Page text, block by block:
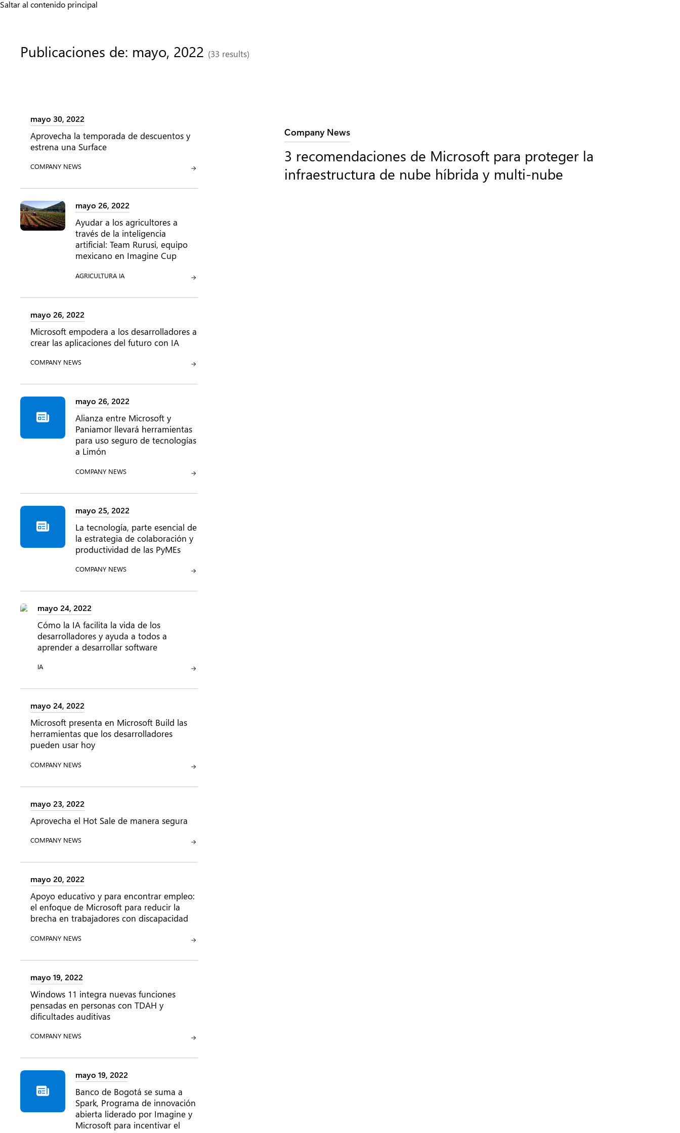
Saltar al contenido principal
Publicaciones de: mayo, 2022 (33 results)
Categoría:
Company News
3 recomendaciones de Microsoft para proteger la
infraestructura de nube híbrida y multi-nube
mayo 30, 2022
Aprovecha la temporada de descuentos y
estrena una Surface
CATEGORÍA:
COMPANY NEWS
mayo 26, 2022
Ayudar a los agricultores a
través de la inteligencia
artificial: Team Rurusi, equipo
mexicano en Imagine Cup
CATEGORÍA:
AGRICULTURA CATEGORÍA:
IA
mayo 26, 2022
Microsoft empodera a los desarrolladores a
crear las aplicaciones del futuro con IA
CATEGORÍA:
COMPANY NEWS
mayo 26, 2022
Alianza entre Microsoft y
Paniamor llevará herramientas
para uso seguro de tecnologías
a Limón
CATEGORÍA:
COMPANY NEWS
mayo 25, 2022
La tecnología, parte esencial de
la estrategia de colaboración y
productividad de las PyMEs
CATEGORÍA:
COMPANY NEWS
mayo 24, 2022
Cómo la IA facilita la vida de los
desarrolladores y ayuda a todos a
aprender a desarrollar software
CATEGORÍA:
IA
mayo 24, 2022
Microsoft presenta en Microsoft Build las
herramientas que los desarrolladores
pueden usar hoy
CATEGORÍA:
COMPANY NEWS
mayo 23, 2022
Aprovecha el Hot Sale de manera segura
CATEGORÍA:
COMPANY NEWS
mayo 20, 2022
Apoyo educativo y para encontrar empleo:
el enfoque de Microsoft para reducir la
brecha en trabajadores con discapacidad
CATEGORÍA:
COMPANY NEWS
mayo 19, 2022
Windows 11 integra nuevas funciones
pensadas en personas con TDAH y
dificultades auditivas
CATEGORÍA:
COMPANY NEWS
mayo 19, 2022
Banco de Bogotá se suma a
Spark, Programa de innovación
abierta liderado por Imagine y
Microsoft para incentivar el